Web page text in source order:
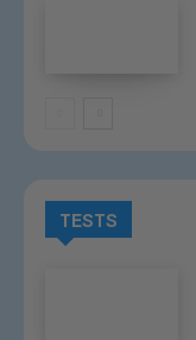
TESTS